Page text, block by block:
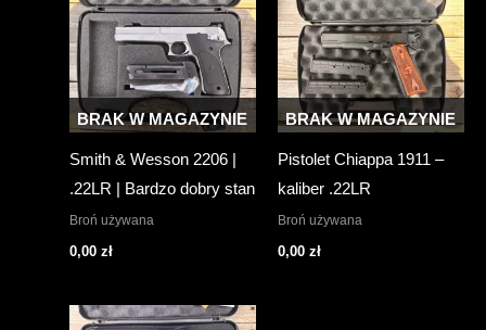
BRAK W MAGAZYNIE
Smith & Wesson 2206 |
.22LR | Bardzo dobry stan
Broń używana
0,00 zł
BRAK W MAGAZYNIE
Pistolet Chiappa 1911 –
kaliber .22LR
Broń używana
0,00 zł